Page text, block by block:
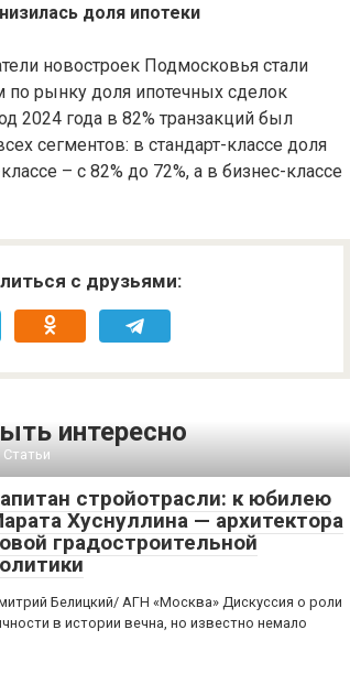
доля ипотеки
новостроек Подмосковья стали
рынку доля ипотечных сделок
2024 года в 82% транзакций был
сегментов: в стандарт-классе доля
– с 82% до 72%, а в бизнес-классе
с друзьями:
интересно
Статьи
стройотрасли: к юбилею
Хуснуллина — архитектора
градостроительной
Белицкий/ АГН «Москва» Дискуссия о роли
в истории вечна, но известно немало